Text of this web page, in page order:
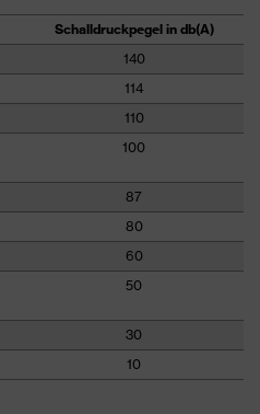
Schalldruckpegel in db(A)
140
114
110
100
87
80
60
50
30
10